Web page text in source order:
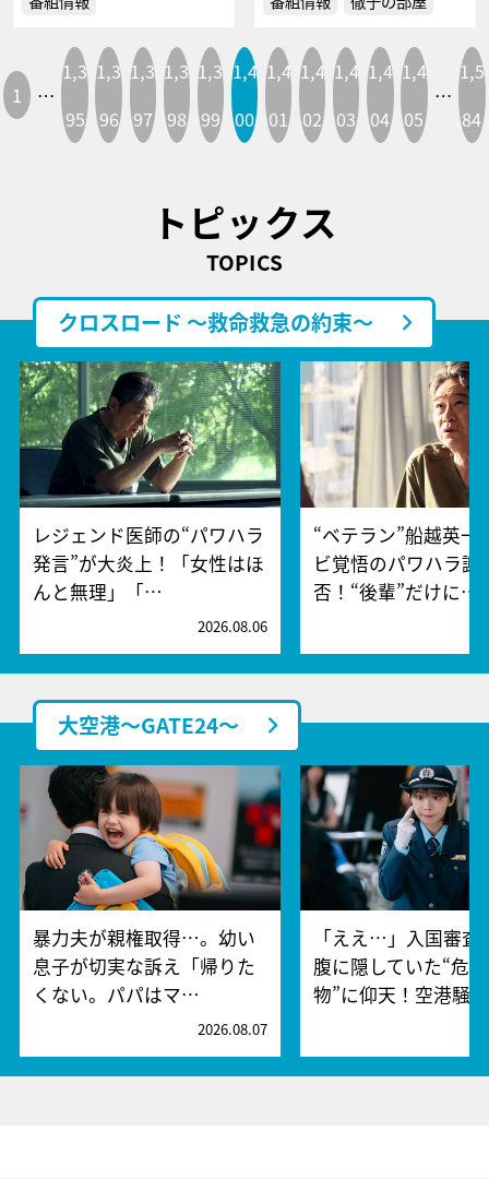
1 …
1,3
95
1,3
96
1,3
97
1,3
98
1,3
99
1,4
00
1,4
01
1,4
02
1,4
03
1,4
04
1,4
05
…
1,5
84
トピックス
TOPICS
クロスロード ～救命救急の約束～
レジェンド医師の“パワハラ
発言”が大炎上！「女性はほ
んと無理」「…
2026.08.06
“ベテラン”船越英一
ビ覚悟のパワハラ謝
否！“後輩”だけに…
大空港～GATE24～
暴力夫が親権取得…。幼い
息子が切実な訴え「帰りた
くない。パパはマ…
2026.08.07
「ええ…」入国審査
腹に隠していた“危
物”に仰天！空港騒